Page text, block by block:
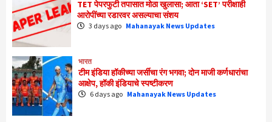
TET पेपरफुटी तपासात मोठा खुलासा; आता ‘SET’ परीक्षाही
आरोपींच्या रडारवर असल्याचा संशय
3 days ago Mahanayak News Updates
भारत
टीम इंडिया हॉकीच्या जर्सीचा रंग भगवा; दोन माजी कर्णधारांचा
आक्षेप, हॉकी इंडियाचे स्पष्टीकरण
6 days ago Mahanayak News Updates